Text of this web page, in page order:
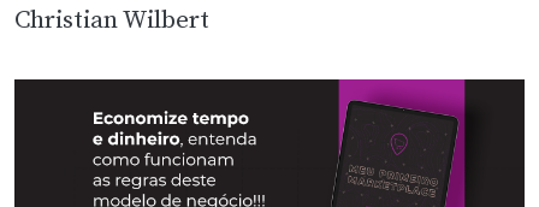
Christian Wilbert